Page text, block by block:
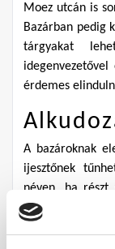
Moez utcán is
Bazárban pedig
tárgyakat
érdemes
A bazároknak
ijesztőnek
néven, ha részt
tisztelettel kell